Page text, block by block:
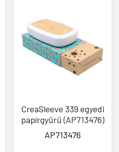
CreaSleeve 339 egyedi
papírgyűrű (AP713476)
AP713476